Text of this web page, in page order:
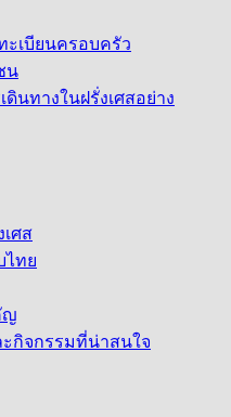
ะเบียนครอบครัว
น
นทางในฝรั่งเศสอย่าง
ศส
ไทย
ญ
กิจกรรมที่น่าสนใจ